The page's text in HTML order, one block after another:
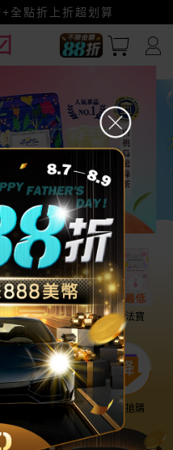
立即換GO~
全點折上折超划算
加倍！
盛夏提案 雨天法寶
降價搶購